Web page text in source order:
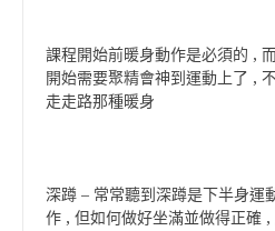
課程開始前暖身動作是必須的 ,
開始需要聚精會神到運動上了 ,
走走路那種暖身
深蹲 – 常常聽到深蹲是下半身運
作 , 但如何做好坐滿並做得正確